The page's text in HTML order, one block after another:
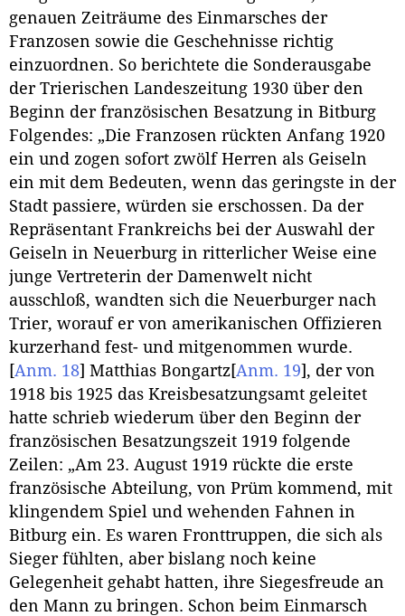
genauen Zeiträume des Einmarsches der
Franzosen sowie die Geschehnisse richtig
einzuordnen. So berichtete die Sonderausgabe
der Trierischen Landeszeitung 1930 über den
Beginn der französischen Besatzung in Bitburg
Folgendes: „Die Franzosen rückten Anfang 1920
ein und zogen sofort zwölf Herren als Geiseln
ein mit dem Bedeuten, wenn das geringste in der
Stadt passiere, würden sie erschossen. Da der
Repräsentant Frankreichs bei der Auswahl der
Geiseln in Neuerburg in ritterlicher Weise eine
junge Vertreterin der Damenwelt nicht
ausschloß, wandten sich die Neuerburger nach
Trier, worauf er von amerikanischen Offizieren
kurzerhand fest- und mitgenommen wurde.
[Anm. 18] Matthias Bongartz[Anm. 19] , der von
1918 bis 1925 das Kreisbesatzungsamt geleitet
hatte schrieb wiederum über den Beginn der
französischen Besatzungszeit 1919 folgende
Zeilen: „Am 23. August 1919 rückte die erste
französische Abteilung, von Prüm kommend, mit
klingendem Spiel und wehenden Fahnen in
Bitburg ein. Es waren Fronttruppen, die sich als
Sieger fühlten, aber bislang noch keine
Gelegenheit gehabt hatten, ihre Siegesfreude an
den Mann zu bringen. Schon beim Einmarsch